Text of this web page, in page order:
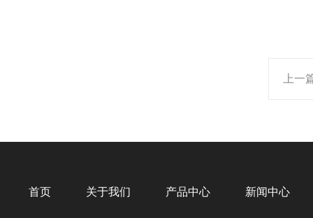
上一
首页 关于我们 产品中心 新闻中心